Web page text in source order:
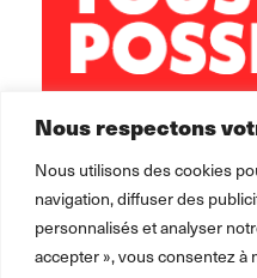
Nous respectons
Nous utilisons des cookies
navigation, diffuser des
personnalisés et analyser
accepter », vous consentez